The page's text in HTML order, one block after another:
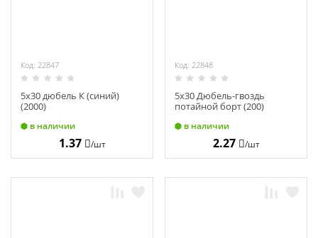
Код: 22847
5х30 дюбель К (синий)
(2000)
в наличии
1.37 /шт
Код: 22848
5х30 Дюбель-гвоздь
потайной борт (200)
в наличии
2.27 /шт